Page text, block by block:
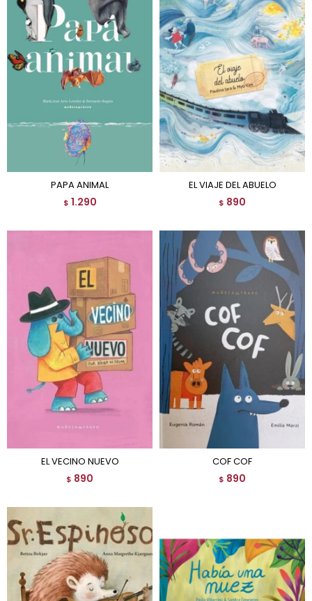
PAPA ANIMAL
$ 1.290
EL VIAJE DEL ABUELO
$ 890
EL VECINO NUEVO
$ 890
COF COF
$ 890